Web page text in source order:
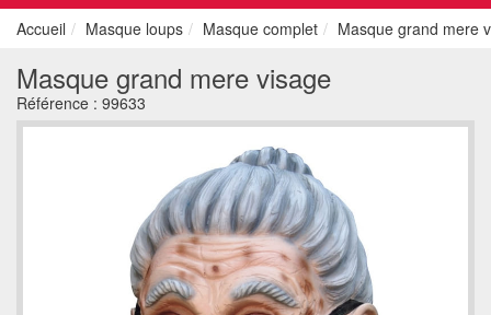
Accueil Masque loups Masque complet Masque grand mere
Masque grand mere visage
Référence : 99633